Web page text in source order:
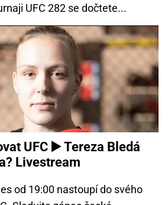
UFC 282 se dočtete...
UFC ▶️ Tereza Bledá
Livestream
od 19:00 nastoupí do svého